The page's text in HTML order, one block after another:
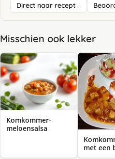
Direct naar recept ↓
Misschien ook lekker
Komkommer-
meloensalsa
met een